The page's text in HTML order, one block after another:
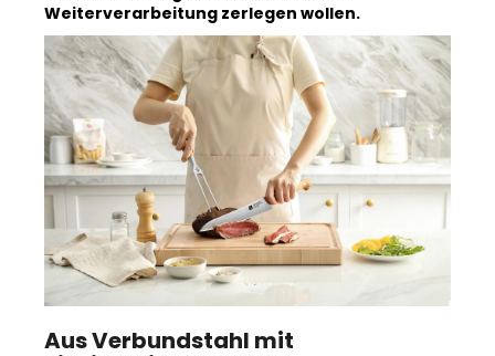
Aus Verbundstahl mit
einzigartigem Muster